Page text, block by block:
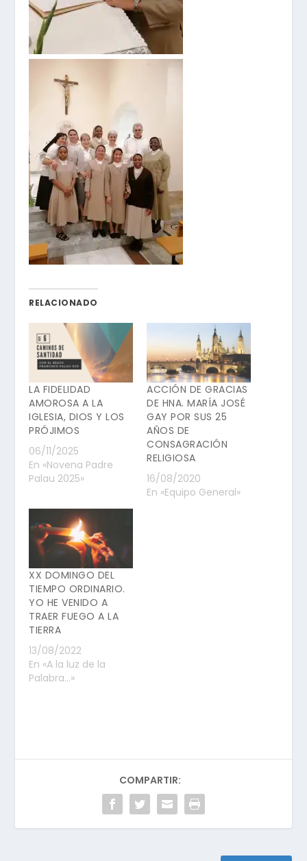
RELACIONADO
LA FIDELIDAD
AMOROSA A LA
IGLESIA, DIOS Y LOS
PRÓJIMOS
06/11/2025
En «Novena Padre
Palau 2025»
ACCIÓN DE GRACIAS
DE HNA. MARÍA JOSÉ
GAY POR SUS 25
AÑOS DE
CONSAGRACIÓN
RELIGIOSA
16/08/2020
En «Equipo General»
XX DOMINGO DEL
TIEMPO ORDINARIO.
YO HE VENIDO A
TRAER FUEGO A LA
TIERRA
13/08/2022
En «A la luz de la
Palabra...»
COMPARTIR: